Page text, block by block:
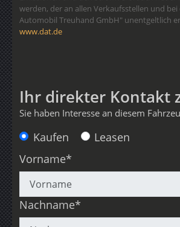
werden, der an allen Verkaufsstellen und
Automobil Treuhand GmbH" unentgeltlich
www.dat.de
Ihr direkter Kontakt
Sie haben Interesse an diesem
Anfragetyp
Kaufen
Leasen
Vorname*
Nachname*